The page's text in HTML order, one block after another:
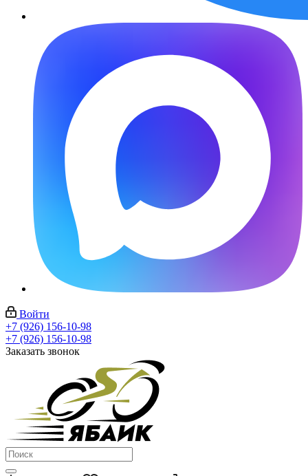
Войти
+7 (926) 156-10-98
+7 (926) 156-10-98
Заказать звонок